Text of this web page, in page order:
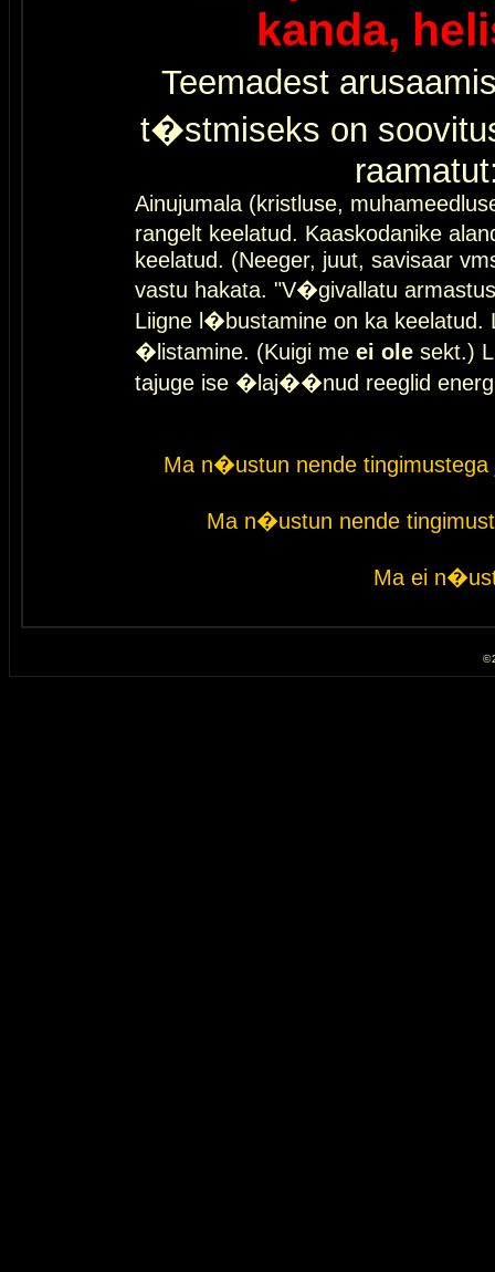
kanda,
Teemadest
t�stmiseks on
Ainujumala (kristluse,
rangelt keelatud. Kaaskodanike
keelatud. (Neeger, juut, savisaar
vastu hakata. "V�givallatu
Liigne l�bustamine on ka keelatud.
�listamine. (Kuigi me ei ole sekt.)
tajuge ise �laj��nud reeglid
Ma n�ustun nende
Ma n�ustun nende
Ma ei
©